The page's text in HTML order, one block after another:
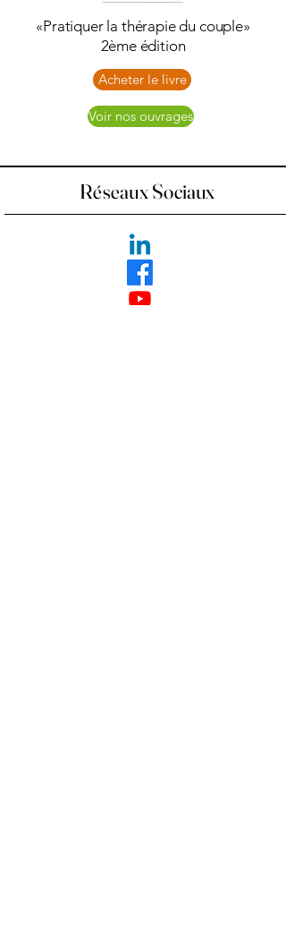
«Pratiquer la thérapie du couple»
2ème édition
Acheter le livre
Voir nos ouvrages
Réseaux Sociaux